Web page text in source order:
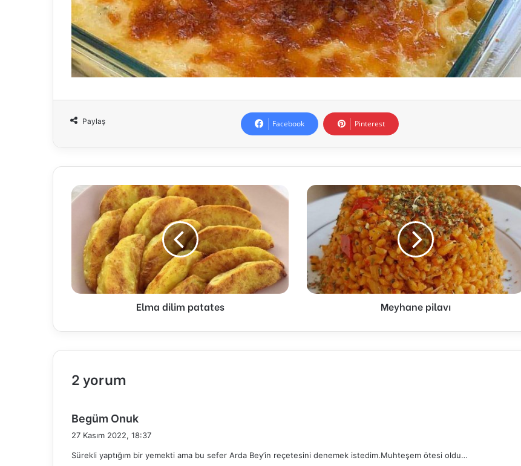
Paylaş Facebook Pinterest
Elma
dilim
patates
Elma dilim patates
Meyhane
pilavı
Meyhane pilavı
2 yorum
Begüm Onuk
i
27 Kasım 2022, 18:37
Sürekli yaptığım bir yemekti ama bu sefer Arda Bey’in reçetesini denemek istedim.Muhteşem ötesi oldu…